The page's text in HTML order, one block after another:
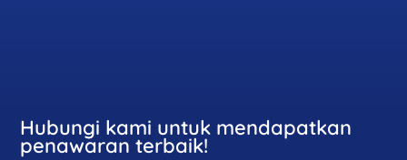
Hubungi kami untuk mendapatkan
penawaran terbaik!